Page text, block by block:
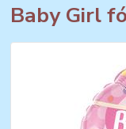
Baby Girl